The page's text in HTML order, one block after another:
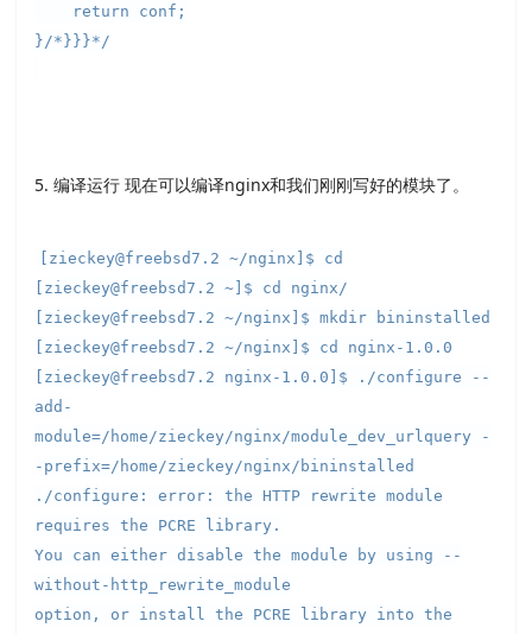
return conf;
}/*}}}*/
5. 编译运行 现在可以编译nginx和我们刚刚写好的模块了。
[zieckey@freebsd7.2 ~/nginx]$ cd
[zieckey@freebsd7.2 ~]$ cd nginx/
[zieckey@freebsd7.2 ~/nginx]$ mkdir bininstalled
[zieckey@freebsd7.2 ~/nginx]$ cd nginx-1.0.0
[zieckey@freebsd7.2 nginx-1.0.0]$ ./configure --
add-
module=/home/zieckey/nginx/module_dev_urlquery -
-prefix=/home/zieckey/nginx/bininstalled
./configure: error: the HTTP rewrite module
requires the PCRE library.
You can either disable the module by using --
without-http_rewrite_module
option, or install the PCRE library into the